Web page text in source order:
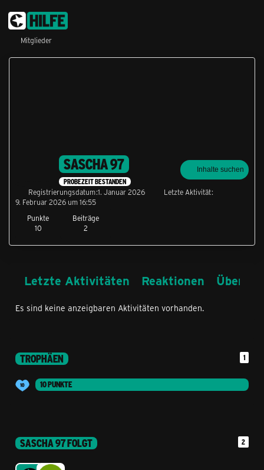
Mitglieder
SASCHA 97
PROBEZEIT BESTANDEN
Punkte
10
Beiträge
2
Inhalte suchen
Registrierungsdatum 1. Januar 2026
Letzte Aktivität
9. Februar 2026 um 16:55
Letzte Aktivitäten Reaktionen Über
Es sind keine anzeigbaren Aktivitäten vorhanden.
TROPHÄEN 1
10 PUNKTE
SASCHA 97 FOLGT 2